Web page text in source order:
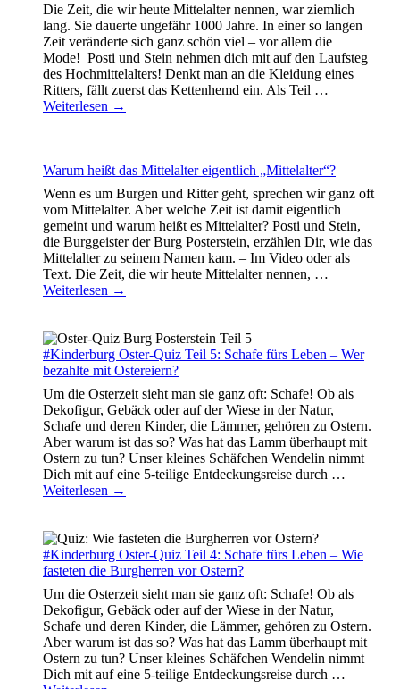
Die Zeit, die wir heute Mittelalter nennen, war ziemlich
lang. Sie dauerte ungefähr 1000 Jahre. In einer so langen
Zeit veränderte sich ganz schön viel – vor allem die
Mode! Posti und Stein nehmen dich mit auf den Laufsteg
des Hochmittelalters! Denkt man an die Kleidung eines
Ritters, fällt zuerst das Kettenhemd ein. Als Teil …
Weiterlesen →
Warum heißt das Mittelalter eigentlich „Mittelalter“?
Wenn es um Burgen und Ritter geht, sprechen wir ganz oft
vom Mittelalter. Aber welche Zeit ist damit eigentlich
gemeint und warum heißt es Mittelalter? Posti und Stein,
die Burggeister der Burg Posterstein, erzählen Dir, wie das
Mittelalter zu seinem Namen kam. – Im Video oder als
Text. Die Zeit, die wir heute Mittelalter nennen, …
Weiterlesen →
#Kinderburg Oster-Quiz Teil 5: Schafe fürs Leben – Wer
bezahlte mit Ostereiern?
Um die Osterzeit sieht man sie ganz oft: Schafe! Ob als
Dekofigur, Gebäck oder auf der Wiese in der Natur,
Schafe und deren Kinder, die Lämmer, gehören zu Ostern.
Aber warum ist das so? Was hat das Lamm überhaupt mit
Ostern zu tun? Unser kleines Schäfchen Wendelin nimmt
Dich mit auf eine 5-teilige Entdeckungsreise durch …
Weiterlesen →
#Kinderburg Oster-Quiz Teil 4: Schafe fürs Leben – Wie
fasteten die Burgherren vor Ostern?
Um die Osterzeit sieht man sie ganz oft: Schafe! Ob als
Dekofigur, Gebäck oder auf der Wiese in der Natur,
Schafe und deren Kinder, die Lämmer, gehören zu Ostern.
Aber warum ist das so? Was hat das Lamm überhaupt mit
Ostern zu tun? Unser kleines Schäfchen Wendelin nimmt
Dich mit auf eine 5-teilige Entdeckungsreise durch …